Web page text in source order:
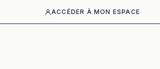
ACCÉDER À MON ESPACE